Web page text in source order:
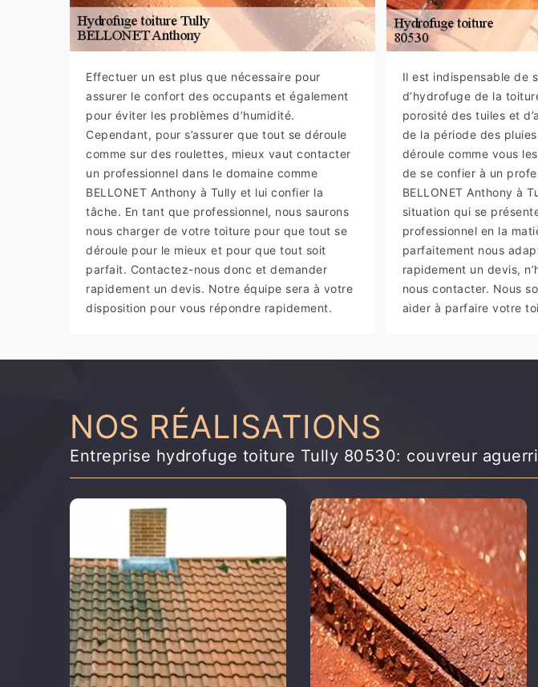
Effectuer un est plus que nécessaire pour
assurer le confort des occupants et également
pour éviter les problèmes d’humidité.
Cependant, pour s’assurer que tout se déroule
comme sur des roulettes, mieux vaut contacter
un professionnel dans le domaine comme
BELLONET Anthony à Tully et lui confier la
tâche. En tant que professionnel, nous saurons
nous charger de votre toiture pour que tout se
déroule pour le mieux et pour que tout soit
parfait. Contactez-nous donc et demander
rapidement un devis. Notre équipe sera à votre
disposition pour vous répondre rapidement.
Il est indispensable de
d’hydrofuge de la
porosité des tuiles et
de la période des
déroule comme vous
de se confier à un
BELLONET Anthony à
situation qui se
professionnel en la
parfaitement nous
rapidement un devis,
nous contacter. Nous
aider à parfaire votre
NOS RÉALISATIONS
Entreprise hydrofuge toiture Tully 80530: couvreur aguerri